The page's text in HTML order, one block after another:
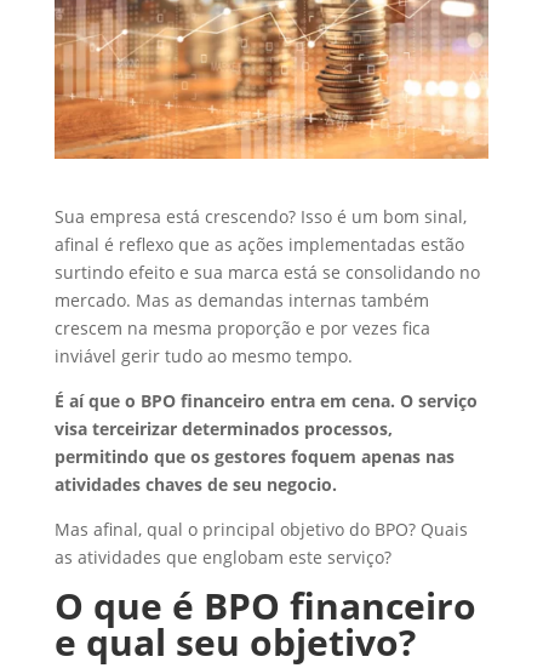
Sua empresa está crescendo? Isso é um bom sinal,
afinal é reflexo que as ações implementadas estão
surtindo efeito e sua marca está se consolidando no
mercado. Mas as demandas internas também
crescem na mesma proporção e por vezes fica
inviável gerir tudo ao mesmo tempo.
É aí que o BPO financeiro entra em cena. O serviço
visa terceirizar determinados processos,
permitindo que os gestores foquem apenas nas
atividades chaves de seu negocio.
Mas afinal, qual o principal objetivo do BPO? Quais
as atividades que englobam este serviço?
O que é BPO financeiro
e qual seu objetivo?